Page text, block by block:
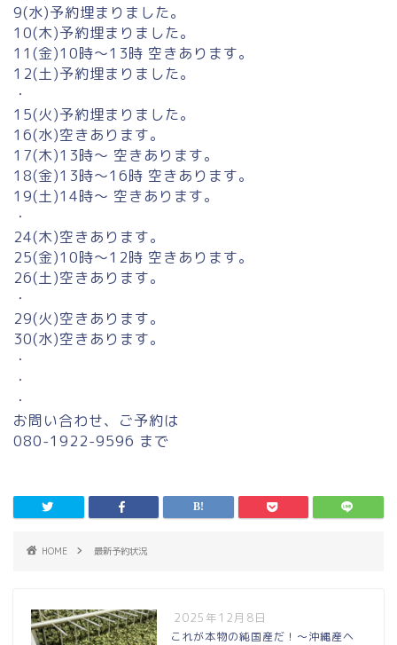
9(水)予約埋まりました。
10(木)予約埋まりました。
11(金)10時〜13時 空きあります。
12(土)予約埋まりました。
・
15(火)予約埋まりました。
16(水)空きあります。
17(木)13時〜 空きあります。
18(金)13時〜16時 空きあります。
19(土)14時〜 空きあります。
・
24(木)空きあります。
25(金)10時〜12時 空きあります。
26(土)空きあります。
・
29(火)空きあります。
30(水)空きあります。
・
・
・
お問い合わせ、ご予約は
080-1922-9596 まで
HOME 最新予約状況
2025年12月8日
これが本物の純国産だ！〜沖縄産ヘ